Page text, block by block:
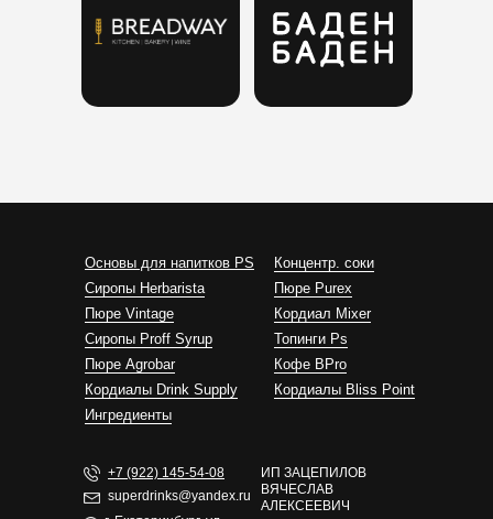
ИП ЗАЦЕПИЛОВ
ВЯЧЕСЛАВ
АЛЕКСЕЕВИЧ
Основы для напитков PS
Сиропы Herbarista
Пюре Vintage
Cиропы Proff Syrup
Пюре Agrobar
Кордиалы Drink Supply
Ингредиенты
superdrinks@yandex.ru
+7 (922) 145-54-08
Концентр. соки
Пюре Purex
Кордиал Mixer
Топинги Ps
Кофе BPro
Кордиалы Bliss Point